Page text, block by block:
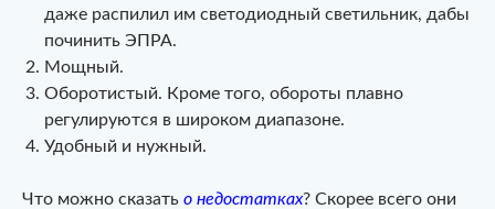
даже распилил им светодиодный светильник, дабы
починить ЭПРА.
Мощный.
Оборотистый. Кроме того, обороты плавно
регулируются в широком диапазоне.
Удобный и нужный.
Что можно сказать о недостатках? Скорее всего они